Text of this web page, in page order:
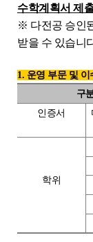
소개
경
경진
수학계획서 제
※ 다전공 승인
받을 수 있습니
1. 운영 부문 및 이
구
인증서
학위